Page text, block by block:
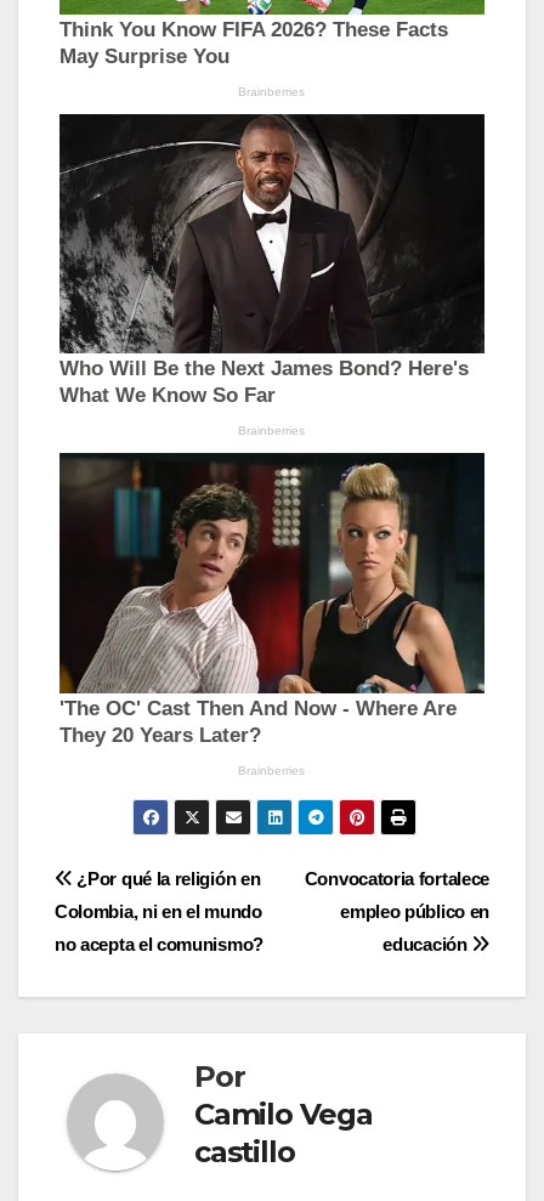
Navegación
de
entradas
Convocatoria fortalece
empleo público en
educación
¿Por qué la religión en
Colombia, ni en el mundo
no acepta el comunismo?
Por
Camilo Vega
castillo